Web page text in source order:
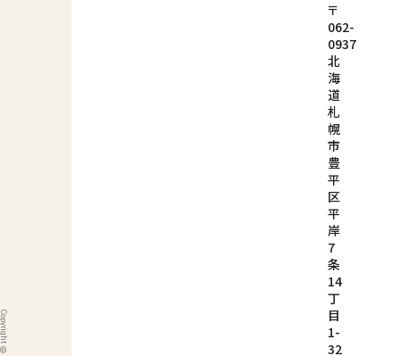
〒
062-
0937
北
海
道
札
幌
市
豊
平
区
平
岸
7
条
14
丁
目
1-
32